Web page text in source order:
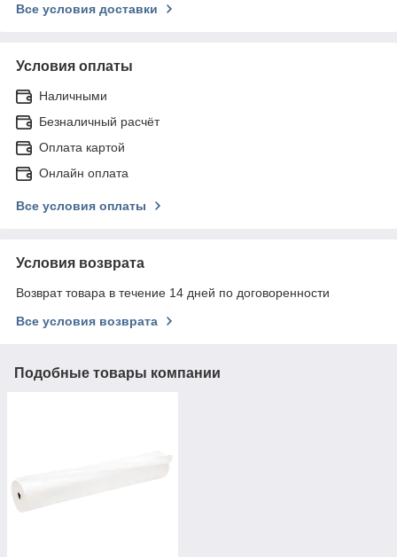
Все условия доставки
Условия оплаты
Наличными
Безналичный расчёт
Оплата картой
Онлайн оплата
Все условия оплаты
Условия возврата
Возврат товара в течение 14 дней по договоренности
Все условия возврата
Подобные товары компании